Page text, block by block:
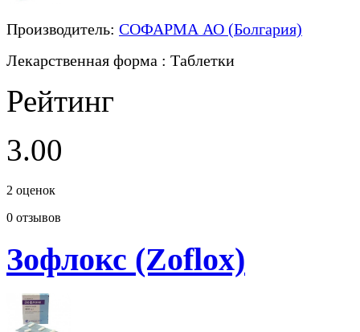
Производитель: СОФАРМА АО (Болгария)
Лекарственная форма : Таблетки
Рейтинг
3.00
2 оценок
0 отзывов
Зофлокс (Zoflox)